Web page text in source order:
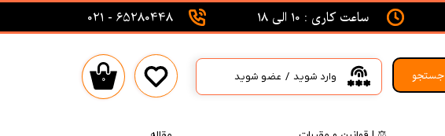
جستجو
ساعت کاری : 10 الی 18 65280448 - 021
۰ وارد شوید / عضو شوید
حساب کاربری من
تغییر گذر واژه